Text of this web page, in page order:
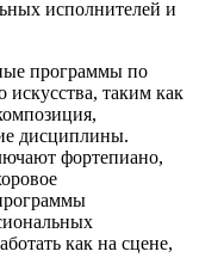
исполнителей и
программы по
таким как
дисциплины.
фортепиано,
как на сцене,